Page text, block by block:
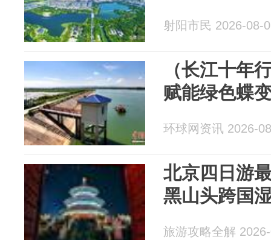
射阳市民 2026-08-
（长江十年
赋能绿色蝶
环球网资讯 2026-
北京四日游
黑山头跨国
旅游攻略全解